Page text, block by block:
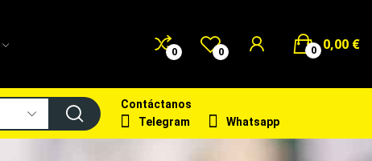
0 0 0,00 €
0
Contáctanos
Telegram
Whatsapp